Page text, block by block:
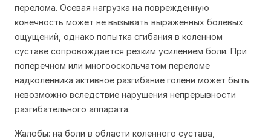
перелома. Осевая нагрузка на поврежденную
конечность может не вызывать выраженных болевых
ощущений, однако попытка сгибания в коленном
суставе сопровождается резким усилением боли. При
поперечном или многооскольчатом переломе
надколенника активное разгибание голени может быть
невозможно вследствие нарушения непрерывности
разгибательного аппарата.
Жалобы: на боли в области коленного сустава,